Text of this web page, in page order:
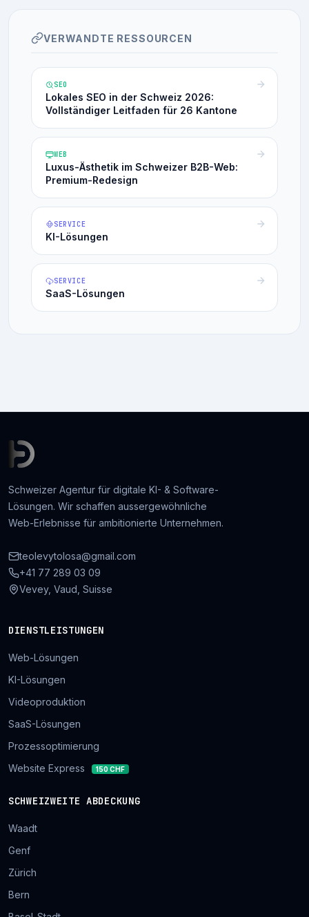
VERWANDTE RESSOURCEN
SEO
Lokales SEO in der Schweiz 2026:
Vollständiger Leitfaden für 26 Kantone
WEB
Luxus-Ästhetik im Schweizer B2B-Web:
Premium-Redesign
SERVICE
KI-Lösungen
SERVICE
SaaS-Lösungen
Schweizer Agentur für digitale KI- & Software-
Lösungen. Wir schaffen aussergewöhnliche
Web-Erlebnisse für ambitionierte Unternehmen.
teolevytolosa@gmail.com
+41 77 289 03 09
Vevey, Vaud, Suisse
DIENSTLEISTUNGEN
Web-Lösungen
KI-Lösungen
Videoproduktion
SaaS-Lösungen
Prozessoptimierung
Website Express
150 CHF
SCHWEIZWEITE ABDECKUNG
Waadt
Genf
Zürich
Bern